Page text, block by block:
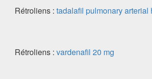
Rétroliens : tadalafil pulmonary arterial
Rétroliens : vardenafil 20 mg